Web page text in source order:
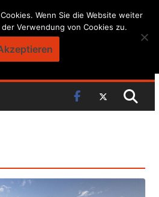
Wenn Sie die Website weiter
Verwendung von Cookies zu.